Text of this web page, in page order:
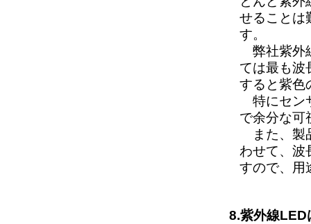
せることは
す。
弊社紫外
ては最も波
すると紫色
特にセン
で余分な可
また、製
わせて、波
すので、用
8.紫外線LED